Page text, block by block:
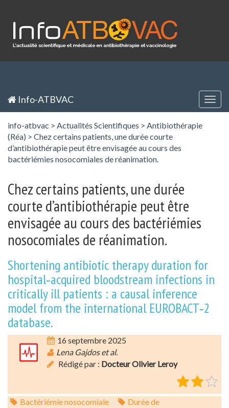
Info-ATBVAC
info-atbvac > Actualités Scientifiques > Antibiothérapie
(Réa) > Chez certains patients, une durée courte
d’antibiothérapie peut être envisagée au cours des
bactériémies nosocomiales de réanimation.
Chez certains patients, une durée
courte d’antibiothérapie peut être
envisagée au cours des bactériémies
nosocomiales de réanimation.
Shortening antibiotic therapy duration for
hospital‑acquired bloodstream infections in
critically ill patients : a causal inference
model from the international EUROBACT‑2
database.
16 septembre 2025
Lena Gajdos et al.
Rédigé par : Docteur Olivier Leroy
Bactériémie nosocomiale
Durée de